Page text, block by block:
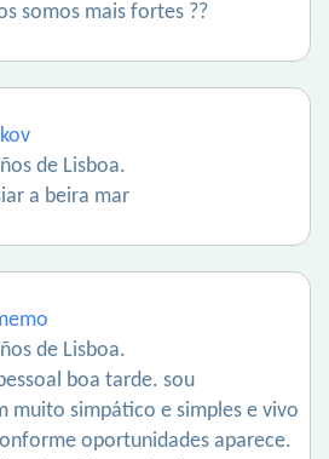
somos mais fortes ??
de Lisboa.
a beira mar
de Lisboa.
boa tarde. sou
muito simpático e simples e vivo
oportunidades aparece.